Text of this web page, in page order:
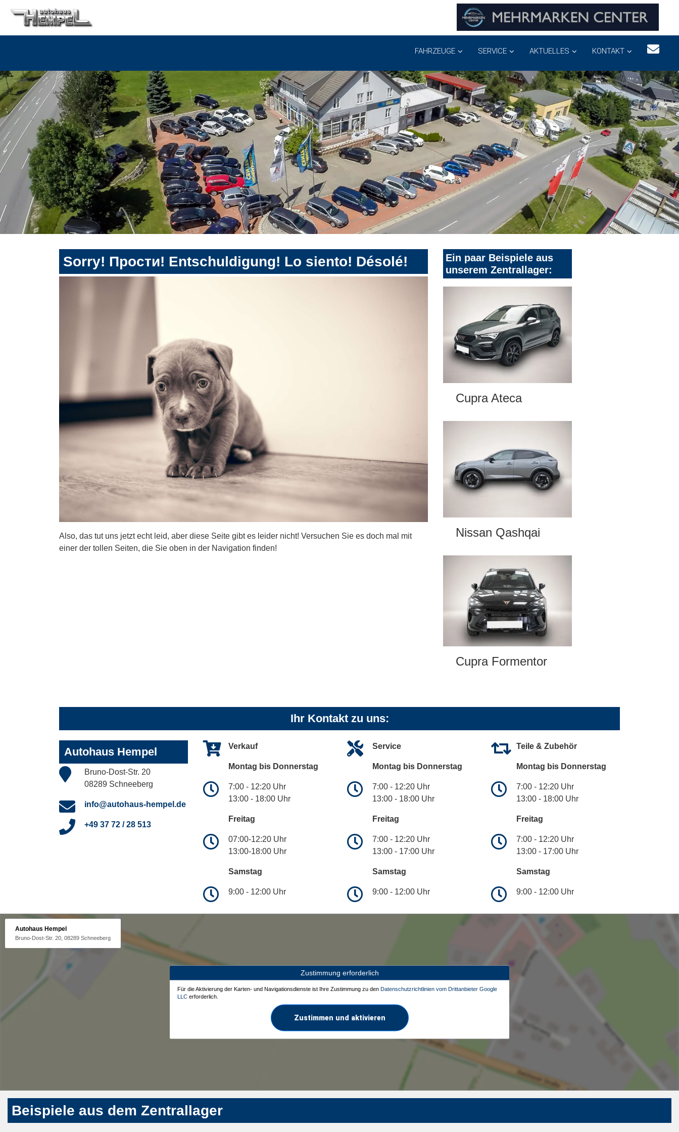
FAHRZEUGE SERVICE AKTUELLES KONTAKT
Sorry! Прости! Entschuldigung! Lo siento! Désolé!
Also, das tut uns jetzt echt leid, aber diese Seite gibt es leider nicht! Versuchen Sie es doch mal mit
einer der tollen Seiten, die Sie oben in der Navigation finden!
Ein paar Beispiele aus
unserem Zentrallager:
Cupra Ateca
Nissan Qashqai
Cupra Formentor
Ihr Kontakt zu uns:
Autohaus Hempel
Bruno-Dost-Str. 20
08289 Schneeberg
info@autohaus-hempel.de
+49 37 72 / 28 513
Verkauf
Montag bis Donnerstag
7:00 - 12:20 Uhr
13:00 - 18:00 Uhr
Freitag
07:00-12:20 Uhr
13:00-18:00 Uhr
Samstag
9:00 - 12:00 Uhr
Service
Montag bis Donnerstag
7:00 - 12:20 Uhr
13:00 - 18:00 Uhr
Freitag
7:00 - 12:20 Uhr
13:00 - 17:00 Uhr
Samstag
9:00 - 12:00 Uhr
Teile & Zubehör
Montag bis Donnerstag
7:00 - 12:20 Uhr
13:00 - 18:00 Uhr
Freitag
7:00 - 12:20 Uhr
13:00 - 17:00 Uhr
Samstag
9:00 - 12:00 Uhr
Autohaus Hempel
Bruno-Dost-Str. 20, 08289 Schneeberg
Zustimmung erforderlich
Für die Aktivierung der Karten- und Navigationsdienste ist Ihre Zustimmung zu den Datenschutzrichtlinien vom Drittanbieter Google
LLC erforderlich.
Zustimmen und aktivieren
Beispiele aus dem Zentrallager